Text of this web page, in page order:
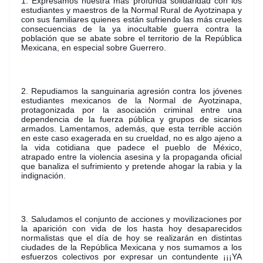
estudiantes y maestros de la Normal Rural de Ayotzinapa y
con sus familiares quienes están sufriendo las más crueles
consecuencias de la ya inocultable guerra contra la
población que se abate sobre el territorio de la República
Mexicana, en especial sobre Guerrero.
2. Repudiamos la sanguinaria agresión contra los jóvenes
estudiantes mexicanos de la Normal de Ayotzinapa,
protagonizada por la asociación criminal entre una
dependencia de la fuerza pública y grupos de sicarios
armados. Lamentamos, además, que esta terrible acción
en este caso exagerada en su crueldad, no es algo ajeno a
la vida cotidiana que padece el pueblo de México,
atrapado entre la violencia asesina y la propaganda oficial
que banaliza el sufrimiento y pretende ahogar la rabia y la
indignación.
3. Saludamos el conjunto de acciones y movilizaciones por
la aparición con vida de los hasta hoy desaparecidos
normalistas que el día de hoy se realizarán en distintas
ciudades de la República Mexicana y nos sumamos a los
esfuerzos colectivos por expresar un contundente ¡¡¡YA